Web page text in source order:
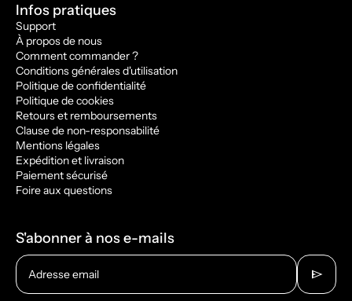
Infos pratiques
Support
À propos de nous
Comment commander ?
Conditions générales d'utilisation
Politique de confidentialité
Politique de cookies
Retours et remboursements
Clause de non-responsabilité
Mentions légales
Expédition et livraison
Paiement sécurisé
Foire aux questions
S'abonner à nos e-mails
Adresse email send